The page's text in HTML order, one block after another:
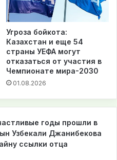
Угроза бойкота:
Казахстан и еще 54
страны УЕФА могут
отказаться от участия в
Чемпионате мира-2030
01.08.2026
годы прошли в
Узбекали Джанибекова
ссылки отца